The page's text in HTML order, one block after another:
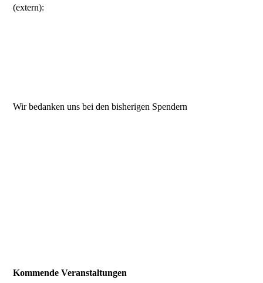
(extern):
Wir bedanken uns bei den bisherigen Spendern
Kommende Veranstaltungen